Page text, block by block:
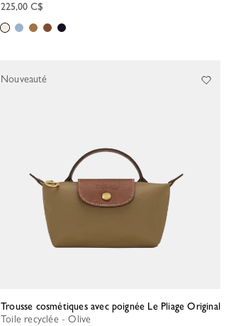
225,00 C$
Trousse cosmétiques avec poignée Le Pliage Original
Toile recyclée - Olive
Nouveauté